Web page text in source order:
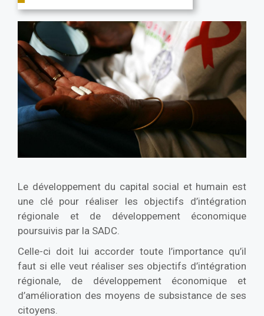
Le développement du capital social et humain est
une clé pour réaliser les objectifs d’intégration
régionale et de développement économique
poursuivis par la SADC.
Celle-ci doit lui accorder toute l’importance qu’il
faut si elle veut réaliser ses objectifs d’intégration
régionale, de développement économique et
d’amélioration des moyens de subsistance de ses
citoyens.